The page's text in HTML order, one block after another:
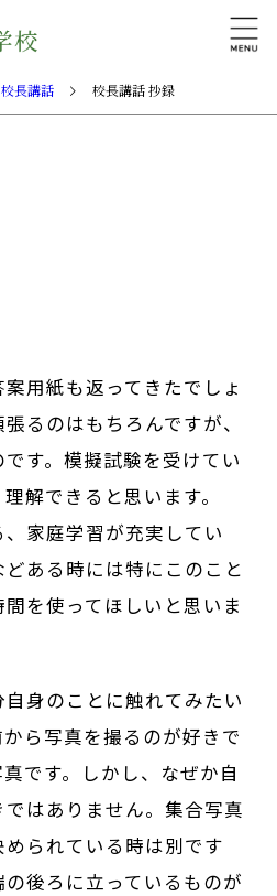
校長講話 校長講話 抄録
用紙も返ってきたでしょ
るのはもちろんですが、
す。模擬試験を受けてい
解できると思います。
家庭学習が充実してい
ある時には特にこのこと
を使ってほしいと思いま
身のことに触れてみたい
ら写真を撮るのが好きで
です。しかし、なぜか自
はありません。集合写真
られている時は別です
後ろに立っているものが